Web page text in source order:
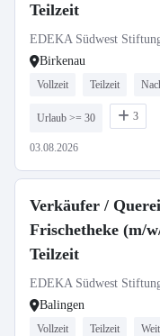
Teilzeit
EDEKA Südwest
Birkenau
Vollzeit Teilzeit
Urlaub >= 30 3
03.08.2026
Verkäufer /
Frischetheke (m/
Teilzeit
EDEKA Südwest
Balingen
Vollzeit Teilzeit